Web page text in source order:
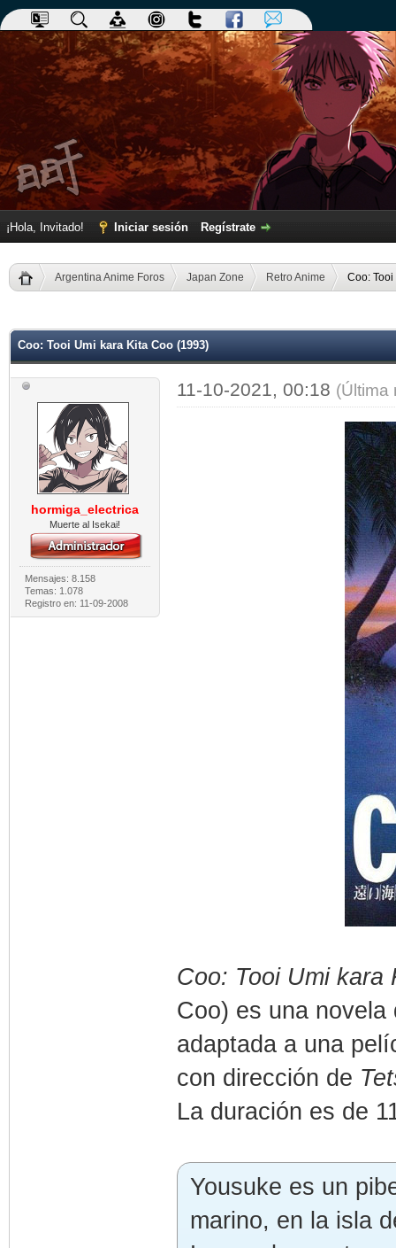
¡Hola, Invitado! Iniciar sesión Regístrate
Argentina Anime Foros Japan Zone Retro Anime Coo:
Coo: Tooi Umi kara Kita Coo (1993)
hormiga_electrica
Muerte al Isekai!
Mensajes: 8.158
Temas: 1.078
Registro en: 11-09-2008
11-10-2021, 00:18 (Última
Coo: Tooi Umi kara
Coo) es una
adaptada a una
con dirección de
La duración es de
Yousuke es un
marino, en la isla